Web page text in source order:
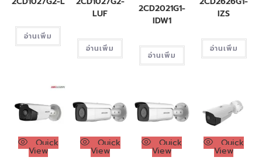
อ่านเพิ่ม
LUF
อ่านเพิ่ม
2CD2021G1-
IDW1
อ่านเพิ่ม
IZS
อ่านเพิ่ม
Quick
View
Quick
View
Quick
View
Quick
View